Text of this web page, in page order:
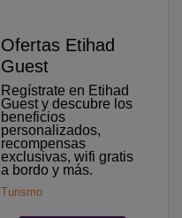
Ofertas Etihad
Guest
Regístrate en Etihad
Guest y descubre los
beneficios
personalizados,
recompensas
exclusivas, wifi gratis
a bordo y más.
Turismo